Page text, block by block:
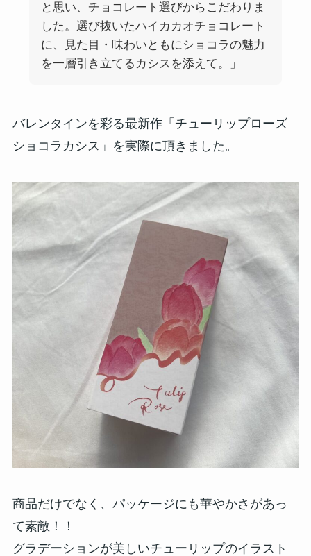
と思い、チョコレート選びからこだわりま
した。選び抜いたハイカカオチョコレート
に、見た目・味わいともにショコラの魅力
を一層引き立てるカシスを添えて。」
バレンタインを彩る最新作「チューリップローズ
ショコラカシス」を実際に頂きました。
商品だけでなく、パッケージにも華やかさがあっ
て素敵！！
グラデーションが美しいチューリップのイラスト